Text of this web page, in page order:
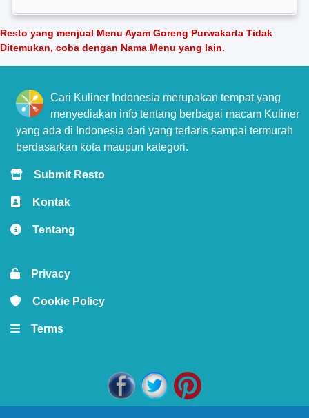
Resto yang menjual Menu Ayam Goreng Purwakarta Tidak
Ditemukan, coba dengan Nama Menu yang lain.
Cari Kuliner Indonesia merupakan tempat yang
menyediakan info tentang berbagai macam Kuliner
yang ada di Indonesia dari yang terlaris sampai termurah
berdasarkan kota maupun kategori.
Submit Resto
Kontak
Tentang
Privacy
Cookie Policy
Terms